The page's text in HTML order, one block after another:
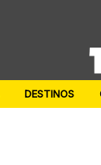
DESTINOS